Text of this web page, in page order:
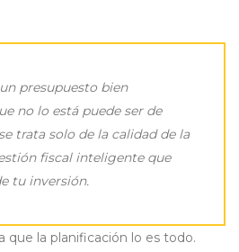
presupuesto bien
no lo está puede ser de
trata solo de la calidad de la
fiscal inteligente que
tu inversión.
que la planificación lo es todo.